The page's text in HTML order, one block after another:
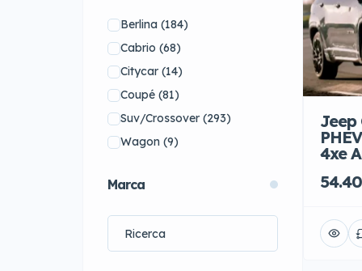
Berlina (184)
Cabrio (68)
Citycar (14)
Coupé (81)
Suv/Crossover (293)
Wagon (9)
Marca
Jeep
4xe